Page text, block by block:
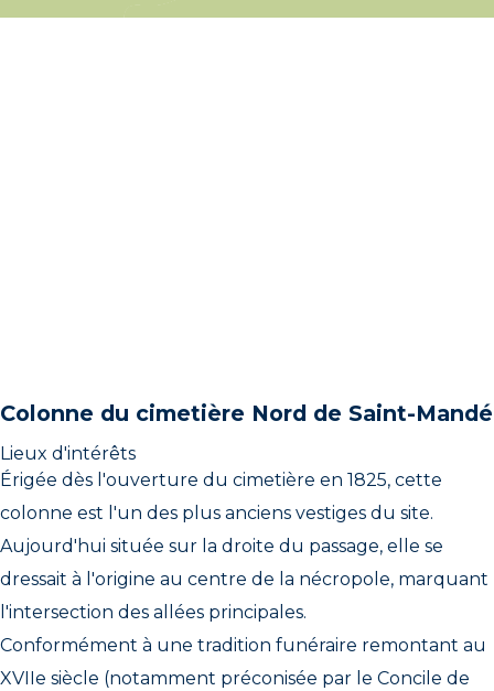
Colonne du cimetière Nord de Saint-Mandé
Lieux d'intérêts
Érigée dès l'ouverture du cimetière en 1825, cette
colonne est l'un des plus anciens vestiges du site.
Aujourd'hui située sur la droite du passage, elle se
dressait à l'origine au centre de la nécropole, marquant
l'intersection des allées principales.
Conformément à une tradition funéraire remontant au
XVIIe siècle (notamment préconisée par le Concile de